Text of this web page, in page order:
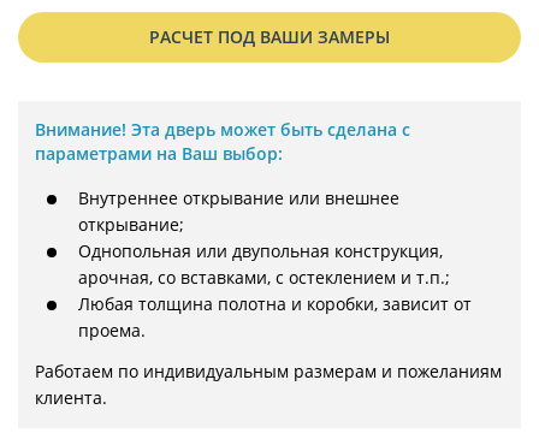
РАСЧЕТ ПОД ВАШИ ЗАМЕРЫ
Внимание! Эта дверь может быть сделана с
параметрами на Ваш выбор:
Внутреннее открывание или внешнее
открывание;
Однопольная или двупольная конструкция,
арочная, со вставками, с остеклением и т.п.;
Любая толщина полотна и коробки, зависит от
проема.
Работаем по индивидуальным размерам и пожеланиям
клиента.